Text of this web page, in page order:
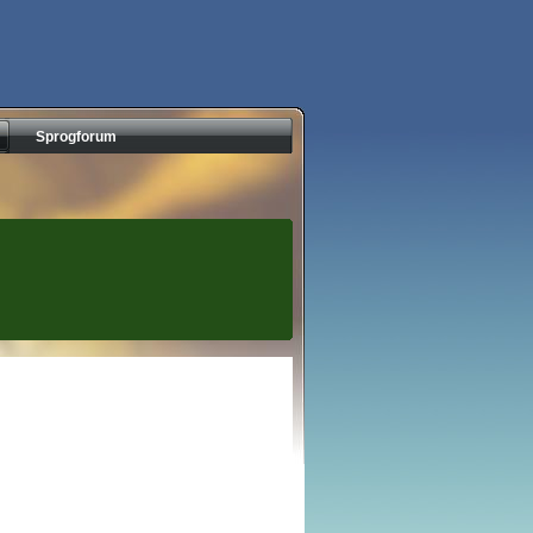
Sprogforum